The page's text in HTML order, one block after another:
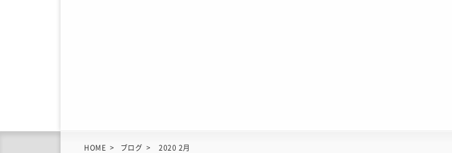
HOME ブログ 2020 2月